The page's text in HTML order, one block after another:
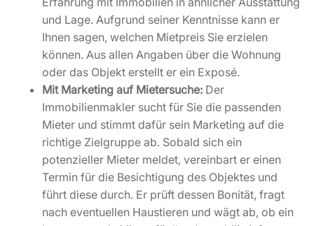
und Lage. Aufgrund seiner Kenntnisse kann er
Ihnen sagen, welchen Mietpreis Sie erzielen
können. Aus allen Angaben über die Wohnung
oder das Objekt erstellt er ein Exposé.
Mit Marketing auf Mietersuche: Der
Immobilienmakler sucht für Sie die passenden
Mieter und stimmt dafür sein Marketing auf die
richtige Zielgruppe ab. Sobald sich ein
potenzieller Mieter meldet, vereinbart er einen
Termin für die Besichtigung des Objektes und
führt diese durch. Er prüft dessen Bonität, fragt
nach eventuellen Haustieren und wägt ab, ob ein